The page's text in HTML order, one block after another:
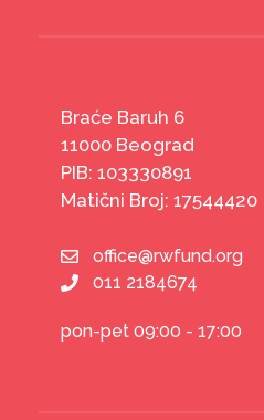
Braće Baruh 6
11000 Beograd
PIB: 103330891
Matični Broj: 17544420
office@rwfund.org
011 2184674
pon-pet 09:00 - 17:00